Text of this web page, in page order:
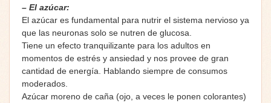
– El azúcar:
El azúcar es fundamental para nutrir el sistema nervioso ya
que las neuronas solo se nutren de glucosa.
Tiene un efecto tranquilizante para los adultos en
momentos de estrés y ansiedad y nos provee de gran
cantidad de energía. Hablando siempre de consumos
moderados.
Azúcar moreno de caña (ojo, a veces le ponen colorantes)